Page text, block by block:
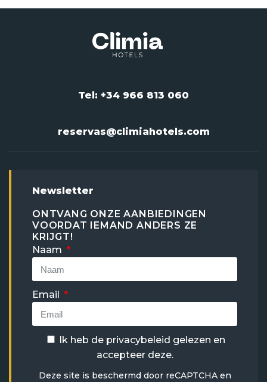
Tel: +34 966 813 060
reservas@climiahotels.com
Newsletter
ONTVANG ONZE AANBIEDINGEN
VOORDAT IEMAND ANDERS ZE
KRIJGT!
Naam
Email
Ik heb de privacybeleid gelezen en
accepteer deze.
Deze site is beschermd door reCAPTCHA en